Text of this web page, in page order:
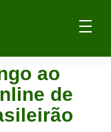
ao
de